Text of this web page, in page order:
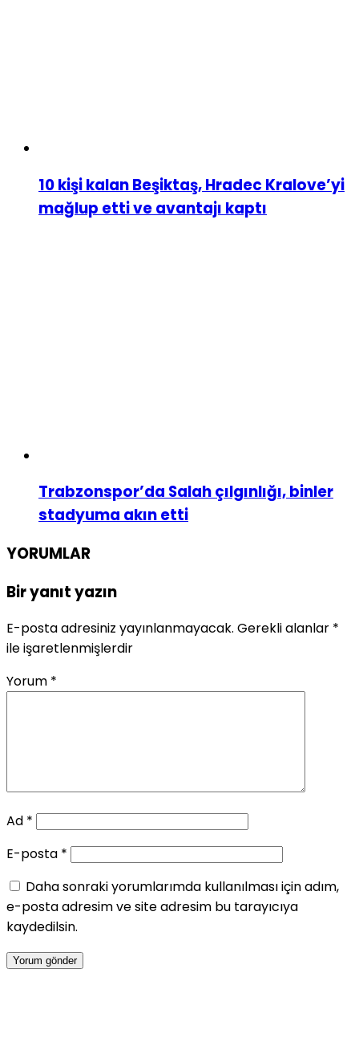
10 kişi kalan Beşiktaş, Hradec Kralove’yi
mağlup etti ve avantajı kaptı
Trabzonspor’da Salah çılgınlığı, binler
stadyuma akın etti
YORUMLAR
Bir yanıt yazın
E-posta adresiniz yayınlanmayacak. Gerekli alanlar *
ile işaretlenmişlerdir
Yorum *
Ad *
E-posta *
Daha sonraki yorumlarımda kullanılması için adım,
e-posta adresim ve site adresim bu tarayıcıya
kaydedilsin.